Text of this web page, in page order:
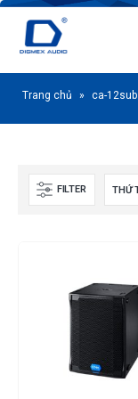
Trang chủ » ca-12sub
FILTER